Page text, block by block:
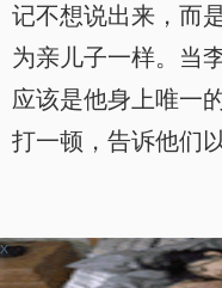
记不想说出来，而
为亲儿子一样。当
应该是他身上唯一
打一顿，告诉他们
x